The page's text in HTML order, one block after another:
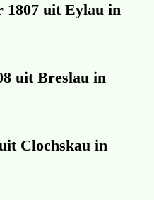
1807 uit Eylau in
uit Breslau in
Clochskau in